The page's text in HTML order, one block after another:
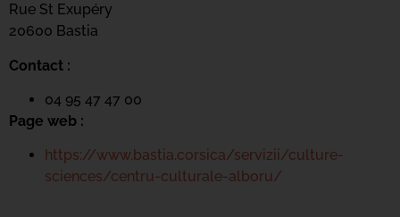
Rue St Exupéry
20600 Bastia
Contact :
04 95 47 47 00
Page web :
https://www.bastia.corsica/servizii/culture-
sciences/centru-culturale-alboru/